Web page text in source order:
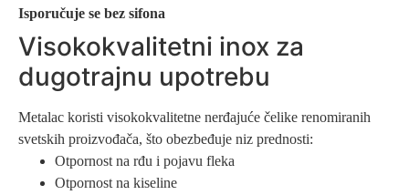
Isporučuje se bez sifona
Visokokvalitetni inox za
dugotrajnu upotrebu
Metalac koristi visokokvalitetne nerđajuće čelike renomiranih
svetskih proizvođača, što obezbeđuje niz prednosti:
Otpornost na rđu i pojavu fleka
Otpornost na kiseline